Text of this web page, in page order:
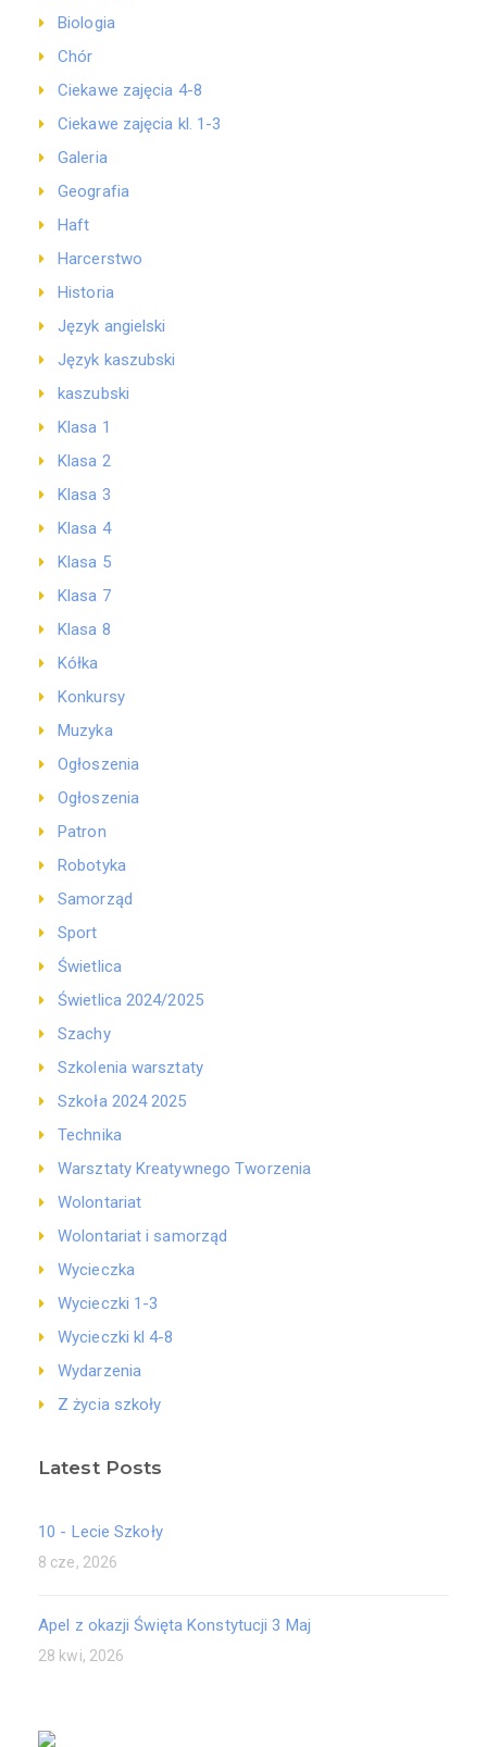
Biologia
Chór
Ciekawe zajęcia 4-8
Ciekawe zajęcia kl. 1-3
Galeria
Geografia
Haft
Harcerstwo
Historia
Język angielski
Język kaszubski
kaszubski
Klasa 1
Klasa 2
Klasa 3
Klasa 4
Klasa 5
Klasa 7
Klasa 8
Kółka
Konkursy
Muzyka
Ogłoszenia
Ogłoszenia
Patron
Robotyka
Samorząd
Sport
Świetlica
Świetlica 2024/2025
Szachy
Szkolenia warsztaty
Szkoła 2024 2025
Technika
Warsztaty Kreatywnego Tworzenia
Wolontariat
Wolontariat i samorząd
Wycieczka
Wycieczki 1-3
Wycieczki kl 4-8
Wydarzenia
Z życia szkoły
Latest Posts
10 - Lecie Szkoły
8 cze, 2026
Apel z okazji Święta Konstytucji 3 Maj
28 kwi, 2026